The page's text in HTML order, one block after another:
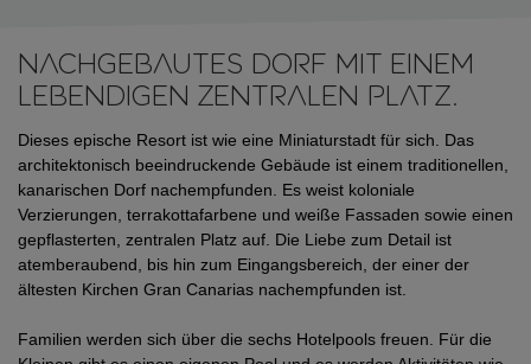
Nachgebautes Dorf mit einem
lebendigen zentralen Platz.
Dieses epische Resort ist wie eine Miniaturstadt für sich. Das
architektonisch beeindruckende Gebäude ist einem traditionellen,
kanarischen Dorf nachempfunden. Es weist koloniale
Verzierungen, terrakottafarbene und weiße Fassaden sowie einen
gepflasterten, zentralen Platz auf. Die Liebe zum Detail ist
atemberaubend, bis hin zum Eingangsbereich, der einer der
ältesten Kirchen Gran Canarias nachempfunden ist.
Familien werden sich über die sechs Hotelpools freuen. Für die